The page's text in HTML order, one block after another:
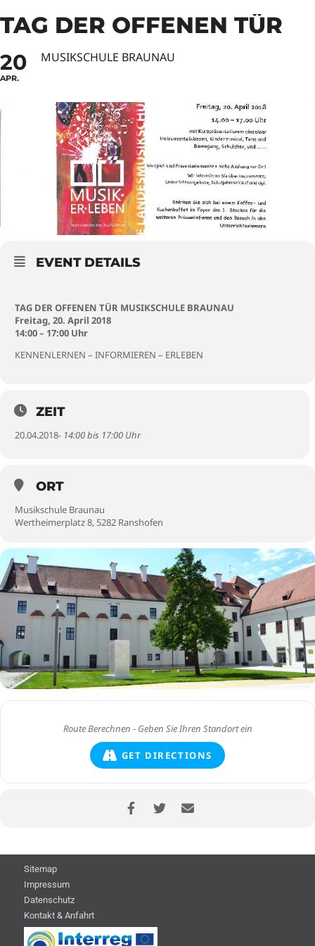
TAG DER OFFENEN TÜR
20
APR.
MUSIKSCHULE BRAUNAU
EVENT DETAILS
TAG DER OFFENEN TÜR MUSIKSCHULE BRAUNAU
Freitag, 20. April 2018
14:00 – 17:00 Uhr
KENNENLERNEN – INFORMIEREN – ERLEBEN
ZEIT
20.04.2018- 14:00 bis 17:00 Uhr
ORT
Musikschule Braunau
Wertheimerplatz 8, 5282 Ranshofen
GET DIRECTIONS
Sitemap
Impressum
Datenschutz
Kontakt & Anfahrt